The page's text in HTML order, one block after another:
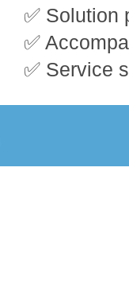
✅ Solution
✅
✅ Service